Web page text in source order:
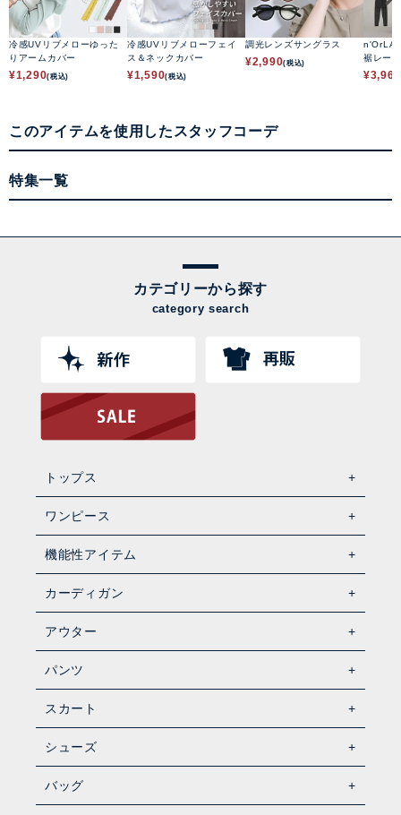
冷感UVリブメローゆった
りアームカバー
¥1,290(税込)
冷感UVリブメローフェイ
ス＆ネックカバー
¥1,590(税込)
調光レンズサングラス
¥2,990(税込)
裾レー
¥3,960
このアイテムを使用したスタッフコーデ
特集一覧
カテゴリーから探す
category search
トップス
ワンピース
機能性アイテム
カーディガン
アウター
パンツ
スカート
シューズ
バッグ